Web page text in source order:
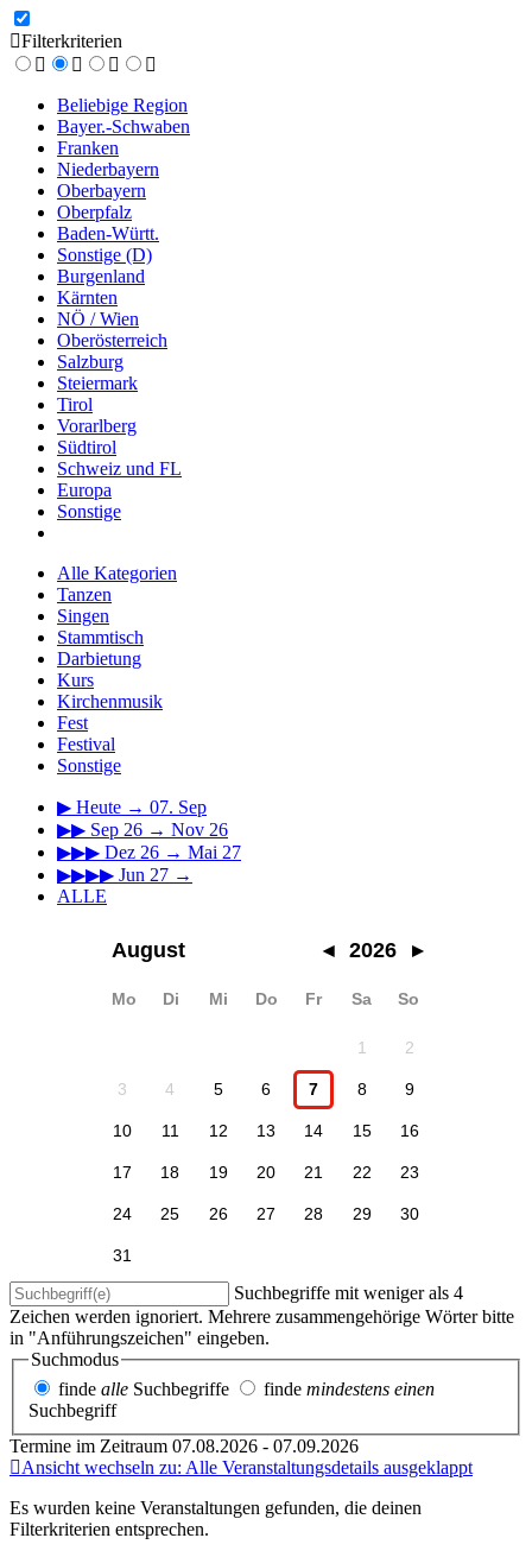
Filterkriterien
Beliebige Region
Bayer.-Schwaben
Franken
Niederbayern
Oberbayern
Oberpfalz
Baden-Württ.
Sonstige (D)
Burgenland
Kärnten
NÖ / Wien
Oberösterreich
Salzburg
Steiermark
Tirol
Vorarlberg
Südtirol
Schweiz und FL
Europa
Sonstige
Alle Kategorien
Tanzen
Singen
Stammtisch
Darbietung
Kurs
Kirchenmusik
Fest
Festival
Sonstige
▶ Heute → 07. Sep
▶▶ Sep 26 → Nov 26
▶▶▶ Dez 26 → Mai 27
▶▶▶▶ Jun 27 →
ALLE
August ◂ 2026 ▸
Mo Di Mi Do Fr Sa So
1 2
3 4 5 6 7 8 9
10 11 12 13 14 15 16
17 18 19 20 21 22 23
24 25 26 27 28 29 30
31
Suchbegriffe mit weniger als 4
Zeichen werden ignoriert. Mehrere zusammengehörige Wörter bitte
in "Anführungszeichen" eingeben.
Suchmodus
finde alle Suchbegriffe finde mindestens einen
Suchbegriff
Termine im Zeitraum 07.08.2026 - 07.09.2026
Ansicht wechseln zu: Alle Veranstaltungsdetails ausgeklappt
Es wurden keine Veranstaltungen gefunden, die deinen
Filterkriterien entsprechen.